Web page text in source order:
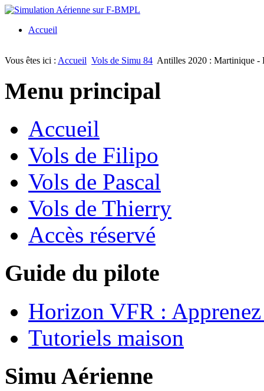
Accueil
Vous êtes ici : Accueil Vols de Simu 84 Antilles 2020 : Martinique -
Menu principal
Accueil
Vols de Filipo
Vols de Pascal
Vols de Thierry
Accès réservé
Guide du pilote
Horizon VFR :
Tutoriels maison
Simu Aérienne